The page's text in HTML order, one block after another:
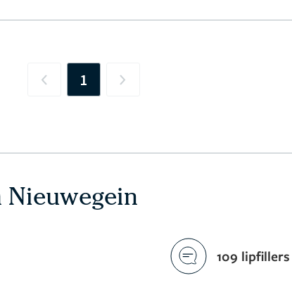
Previous
1 Next
109